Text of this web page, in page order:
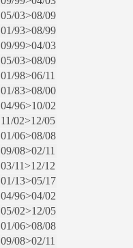
05/03>08/09
01/93>08/99
09/99>04/03
05/03>08/09
01/98>06/11
01/83>08/00
04/96>10/02
11/02>12/05
01/06>08/08
09/08>02/11
03/11>12/12
01/13>05/17
04/96>04/02
05/02>12/05
01/06>08/08
09/08>02/11